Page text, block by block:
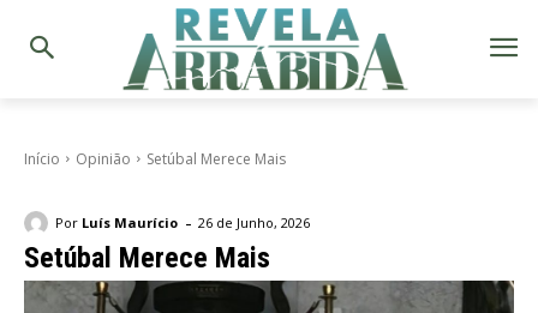
Início Opinião Setúbal Merece Mais
Por Luís Maurício - 26 de Junho, 2026
Setúbal Merece Mais